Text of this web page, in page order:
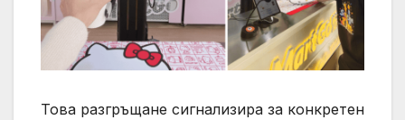
Това разгръщане сигнализира за конкретен